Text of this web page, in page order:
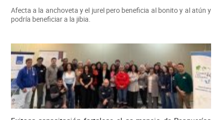
Afecta a la anchoveta y el jurel pero beneficia al bonito y al atún y
podría beneficiar a la jibia.